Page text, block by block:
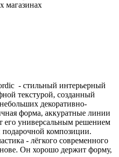
магазинах
- стильный интерьерный
текстурой, созданный
декоративно-
форма, аккуратные линии
его универсальным решением
композиции.
- лёгкого современного
Он хорошо держит форму,